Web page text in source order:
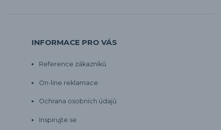
INFORMACE PRO VÁS
Reference zákazníků
On-line reklamace
Ochrana osobních údajů
Inspirujte se